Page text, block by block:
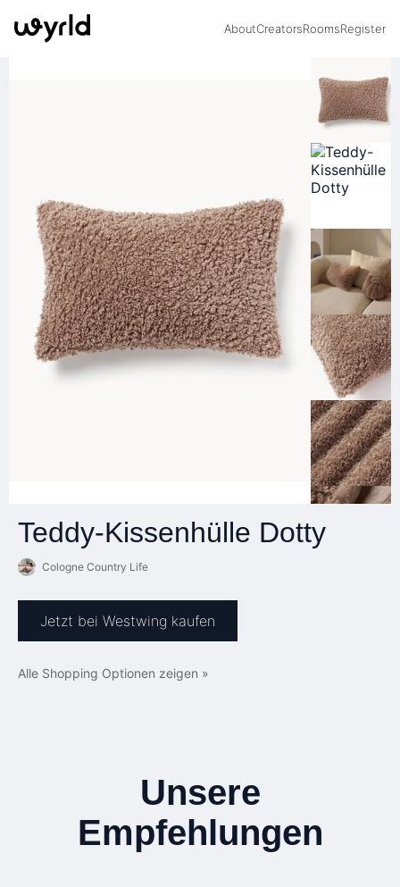
AboutCreatorsRoomsRegister
Teddy-Kissenhülle Dotty
Cologne Country Life
Jetzt bei Westwing kaufen
Alle Shopping Optionen zeigen »
Unsere
Empfehlungen